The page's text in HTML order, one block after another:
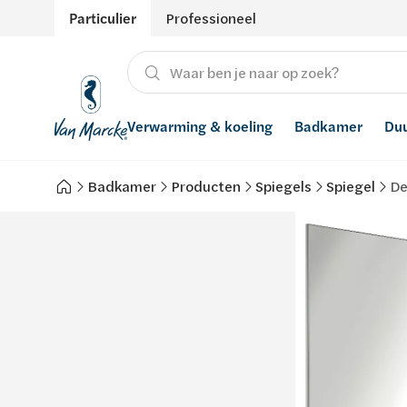
Particulier Professioneel
Verwarming & koeling
Verwarming
Badkamer
Producten
Hernieuwbare energie
Waterontharders
Badkamer Producten Spiegels Spiegel